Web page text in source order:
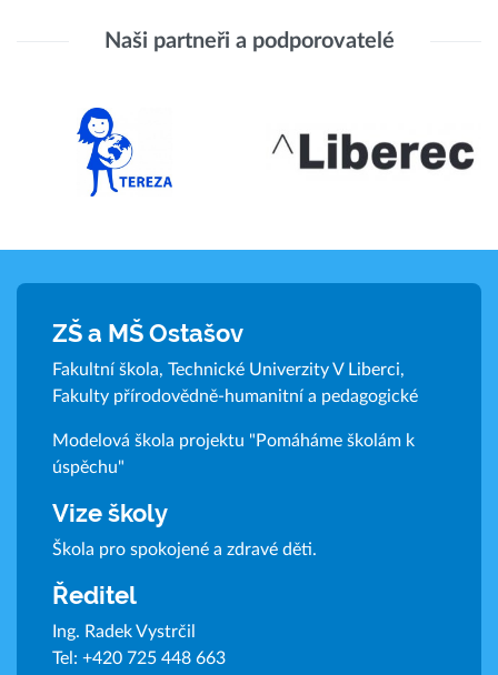
Naši partneři a podporovatelé
ZŠ a MŠ Ostašov
Fakultní škola, Technické Univerzity V Liberci,
Fakulty přírodovědně-humanitní a pedagogické
Modelová škola projektu "Pomáháme školám k
úspěchu"
Vize školy
Škola pro spokojené a zdravé děti.
Ředitel
Ing. Radek Vystrčil
Tel: +420 725 448 663